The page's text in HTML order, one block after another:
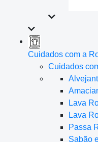
Cuidados com a
Cuidados
Lava
Lava
Passa
Sabão